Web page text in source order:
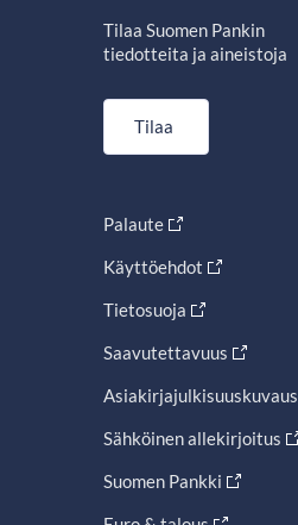
Tilaa Suomen Pankin
tiedotteita ja aineistoja
Tilaa
Palaute
Käyttöehdot
Tietosuoja
Saavutettavuus
Asiakirjajulkisuuskuvaus
Sähköinen allekirjoitus
Suomen Pankki